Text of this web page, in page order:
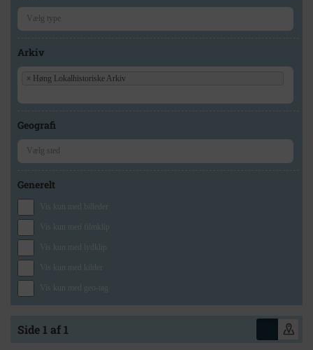
Arkiv
× Høng Lokalhistoriske Arkiv
Geografi
Generelt
Vis kun med billeder
Vis kun med filmklip
Vis kun med lydklip
Vis kun med kilder
Vis kun med geo-tag
Side 1 af 1